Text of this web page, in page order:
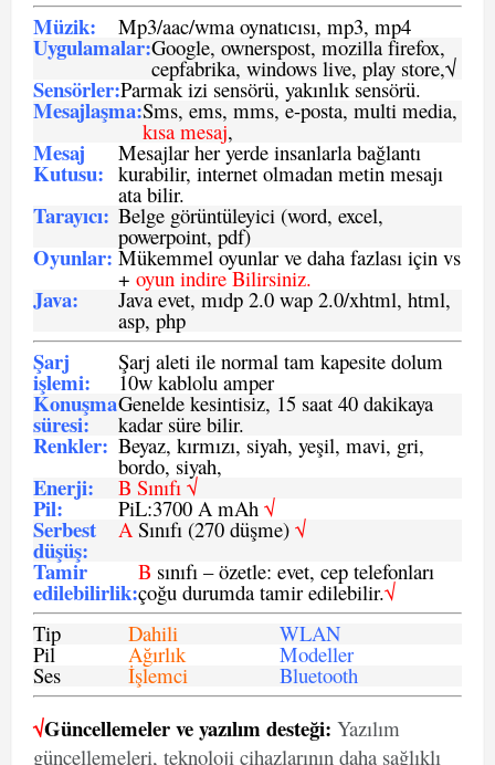
Müzik: Mp3/aac/wma oynatıcısı, mp3, mp4
Uygulamalar:Google, ownerspost, mozilla firefox,
cepfabrika, windows live, play store,√
Sensörler:Parmak izi sensörü, yakınlık sensörü.
Mesajlaşma:Sms, ems, mms, e-posta, multi media,
kısa mesaj,
Mesaj
Kutusu:
Mesajlar her yerde insanlarla bağlantı
kurabilir, internet olmadan metin mesajı
ata bilir.
Tarayıcı: Belge görüntüleyici (word, excel,
powerpoint, pdf)
Oyunlar: Mükemmel oyunlar ve daha fazlası için vs
+ oyun indire Bilirsiniz.
Java: Java evet, mıdp 2.0 wap 2.0/xhtml, html,
asp, php
Şarj
işlemi:
Şarj aleti ile normal tam kapesite dolum
10w kablolu amper
Konuşma
süresi:
Genelde kesintisiz, 15 saat 40 dakikaya
kadar süre bilir.
Renkler: Beyaz, kırmızı, siyah, yeşil, mavi, gri,
bordo, siyah,
Enerji: B Sınıfı √
Pil: PiL:3700 A mAh √
Serbest
düşüş:
ASınıfı (270 düşme) √
Tamir
edilebilirlik:
B sınıfı – özetle: evet, cep telefonları
çoğu durumda tamir edilebilir.√
Tip
Dahili WLAN
Pil Ağırlık Modeller
Ses İşlemci Bluetooth
√Güncellemeler ve yazılım desteği: Yazılım
güncellemeleri, teknoloji cihazlarının daha sağlıklı